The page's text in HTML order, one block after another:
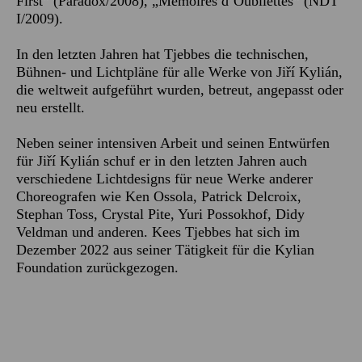
I/2009).
In den letzten Jahren hat Tjebbes die technischen,
Bühnen- und Lichtpläne für alle Werke von Jiří Kylián,
die weltweit aufgeführt wurden, betreut, angepasst oder
neu erstellt.
Neben seiner intensiven Arbeit und seinen Entwürfen
für Jiří Kylián schuf er in den letzten Jahren auch
verschiedene Lichtdesigns für neue Werke anderer
Choreografen wie Ken Ossola, Patrick Delcroix,
Stephan Toss, Crystal Pite, Yuri Possokhof, Didy
Veldman und anderen. Kees Tjebbes hat sich im
Dezember 2022 aus seiner Tätigkeit für die Kylian
Foundation zurückgezogen.